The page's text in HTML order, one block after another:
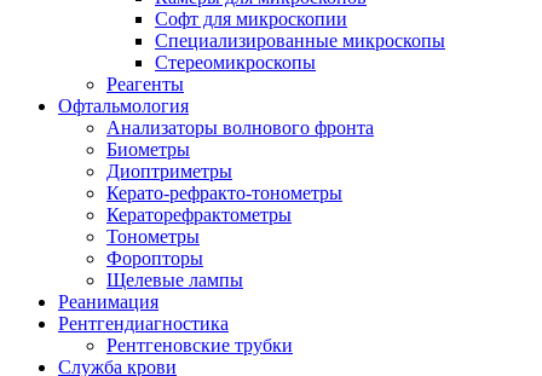
Софт для микроскопии
Специализированные микроскопы
Стереомикроскопы
Реагенты
Офтальмология
Анализаторы волнового фронта
Биометры
Диоптриметры
Керато-рефракто-тонометры
Кераторефрактометры
Тонометры
Форопторы
Щелевые лампы
Реанимация
Рентгендиагностика
Рентгеновские трубки
Служба крови